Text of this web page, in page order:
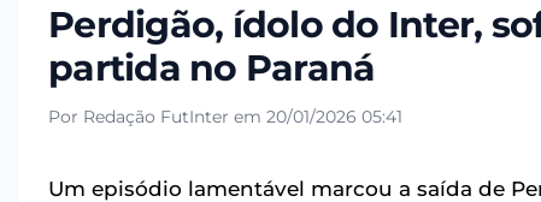
Perdigão, ídolo do Inter,
partida no Paraná
Por Redação FutInter em 20/01/2026 05:41
Um episódio lamentável marcou a saída de